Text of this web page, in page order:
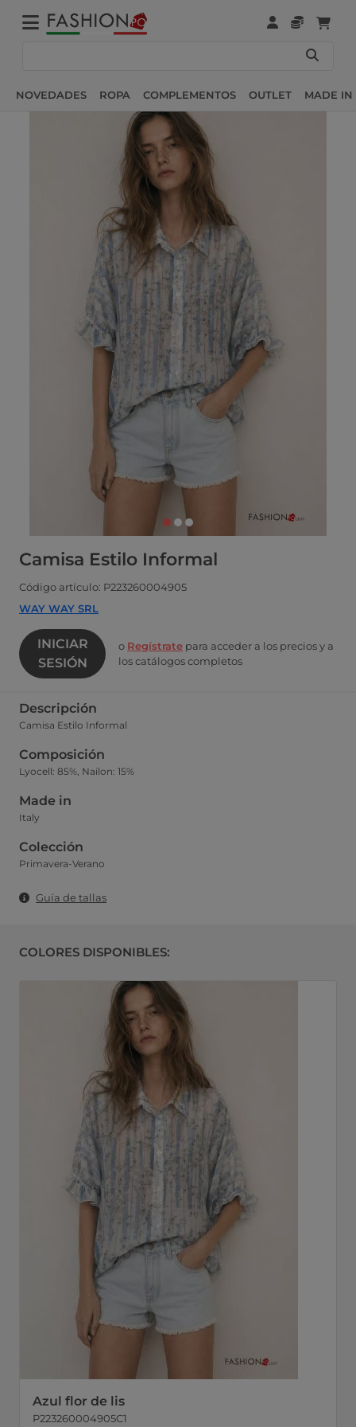
NOVEDADES ROPA COMPLEMENTOS OUTLET MADE IN
Camisa Estilo Informal
Código artículo: P223260004905
WAY WAY SRL
INICIAR
SESIÓN
o Regístrate para acceder a los precios y a
los catálogos completos
Descripción
Camisa Estilo Informal
Composición
Lyocell: 85%, Nailon: 15%
Made in
Italy
Colección
Primavera-Verano
Guía de tallas
COLORES DISPONIBLES:
Azul flor de lis
P223260004905C1